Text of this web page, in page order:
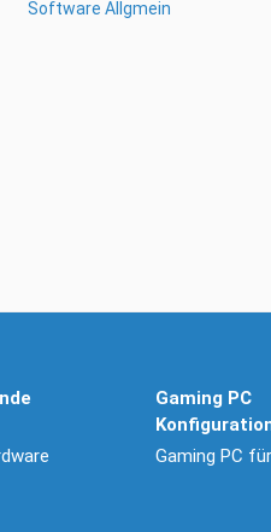
Software Allgmein
Gaming PC
Gaming PC